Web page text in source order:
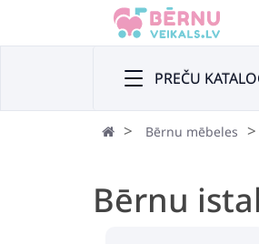
PREČU
Bērnu mēbeles
Bērnu